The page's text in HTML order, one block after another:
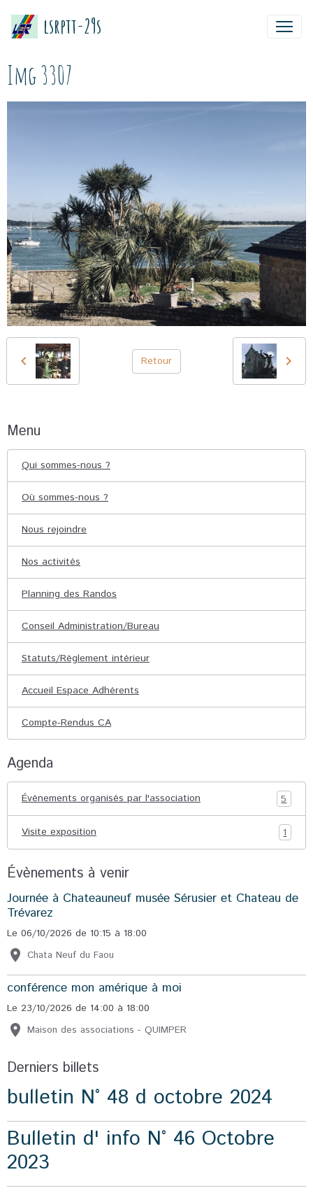
lsrptt-29s
Img 3307
Retour
Menu
Qui sommes-nous ?
Où sommes-nous ?
Nous rejoindre
Nos activités
Planning des Randos
Conseil Administration/Bureau
Statuts/Règlement intérieur
Accueil Espace Adhérents
Compte-Rendus CA
Agenda
Événements organisés par l'association 5
Visite exposition 1
Évènements à venir
Journée à Chateauneuf musée Sérusier et Chateau de
Trévarez
Le 06/10/2026 de 10:15 à 18:00
Chata Neuf du Faou
conférence mon amérique à moi
Le 23/10/2026 de 14:00 à 18:00
Maison des associations - QUIMPER
Derniers billets
bulletin N° 48 d octobre 2024
Bulletin d' info N° 46 Octobre
2023